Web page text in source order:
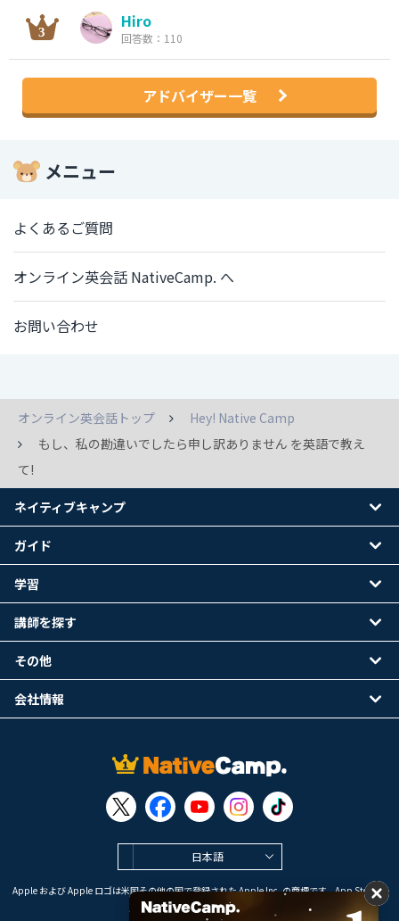
Hiro
回答数：110
アドバイザー一覧
メニュー
よくあるご質問
オンライン英会話 NativeCamp. へ
お問い合わせ
オンライン英会話トップ
Hey! Native Camp
もし、私の勘違いでしたら申し訳ありません を英語で教え
て!
日本語
Apple および Apple ロゴは米国その他の国で登録された Apple Inc. の商標です。App Store は
Apple Inc. のサービスマークです。
ネイティブキャンプ
ガイド
学習
講師を探す
その他
会社情報